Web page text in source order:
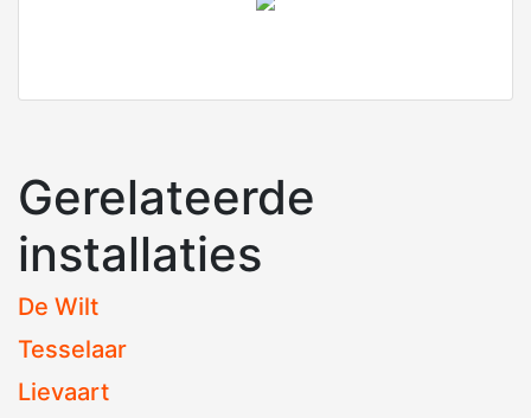
Gerelateerde
installaties
De Wilt
Tesselaar
Lievaart